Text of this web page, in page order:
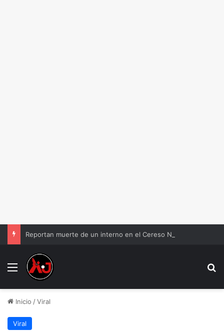
Menu
Inicio /Viral
Viral